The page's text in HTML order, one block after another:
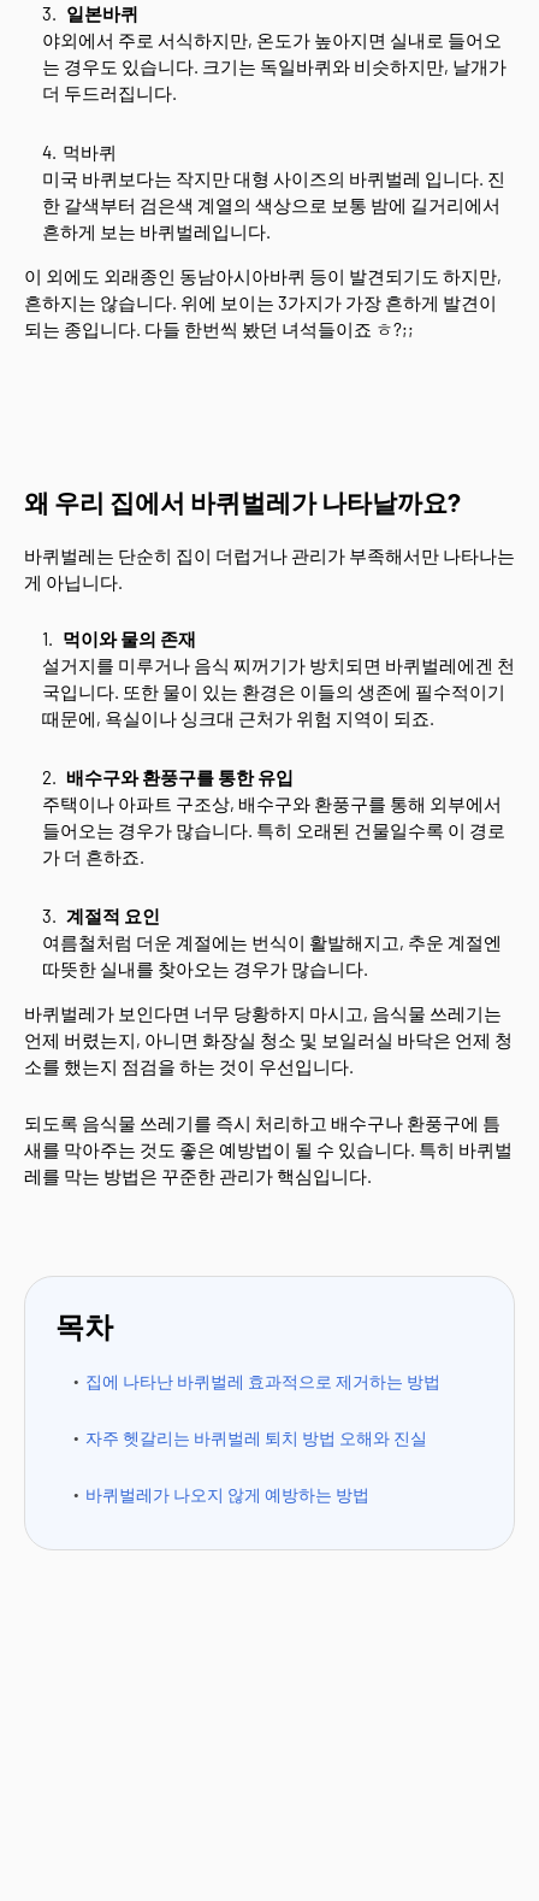
일본바퀴
야외에서 주로 서식하지만, 온도가 높아지면 실내로 들어오
는 경우도 있습니다. 크기는 독일바퀴와 비슷하지만, 날개가
더 두드러집니다.
먹바퀴
미국 바퀴보다는 작지만 대형 사이즈의 바퀴벌레 입니다. 진
한 갈색부터 검은색 계열의 색상으로 보통 밤에 길거리에서
흔하게 보는 바퀴벌레입니다.
이 외에도 외래종인 동남아시아바퀴 등이 발견되기도 하지만,
흔하지는 않습니다. 위에 보이는 3가지가 가장 흔하게 발견이
되는 종입니다. 다들 한번씩 봤던 녀석들이죠 ㅎ?;;
왜 우리 집에서 바퀴벌레가 나타날까요?
바퀴벌레는 단순히 집이 더럽거나 관리가 부족해서만 나타나는
게 아닙니다.
먹이와 물의 존재
설거지를 미루거나 음식 찌꺼기가 방치되면 바퀴벌레에겐 천
국입니다. 또한 물이 있는 환경은 이들의 생존에 필수적이기
때문에, 욕실이나 싱크대 근처가 위험 지역이 되죠.
배수구와 환풍구를 통한 유입
주택이나 아파트 구조상, 배수구와 환풍구를 통해 외부에서
들어오는 경우가 많습니다. 특히 오래된 건물일수록 이 경로
가 더 흔하죠.
계절적 요인
여름철처럼 더운 계절에는 번식이 활발해지고, 추운 계절엔
따뜻한 실내를 찾아오는 경우가 많습니다.
바퀴벌레가 보인다면 너무 당황하지 마시고, 음식물 쓰레기는
언제 버렸는지, 아니면 화장실 청소 및 보일러실 바닥은 언제 청
소를 했는지 점검을 하는 것이 우선입니다.
되도록 음식물 쓰레기를 즉시 처리하고 배수구나 환풍구에 틈
새를 막아주는 것도 좋은 예방법이 될 수 있습니다. 특히 바퀴벌
레를 막는 방법은 꾸준한 관리가 핵심입니다.
목차
집에 나타난 바퀴벌레 효과적으로 제거하는 방법
자주 헷갈리는 바퀴벌레 퇴치 방법 오해와 진실
바퀴벌레가 나오지 않게 예방하는 방법